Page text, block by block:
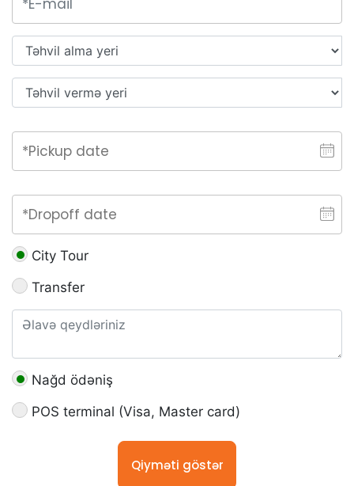
City Tour
Transfer
Nağd ödəniş
POS terminal (Visa, Master card)
Qiyməti göstər